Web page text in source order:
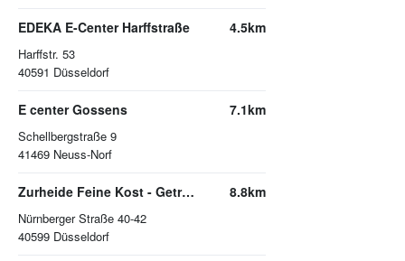
EDEKA E-Center Harffstraße
Harffstr. 53
40591 Düsseldorf
4.5km
E center Gossens
Schellbergstraße 9
41469 Neuss-Norf
7.1km
Zurheide Feine Kost - Getränkemarkt
Nürnberger Straße 40-42
40599 Düsseldorf
8.8km